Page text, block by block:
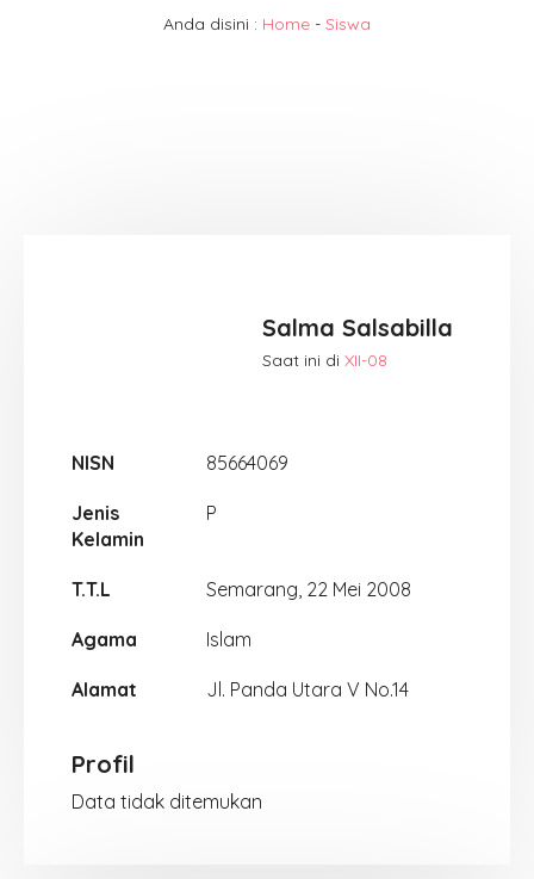
Anda disini : Home - Siswa
Salma Salsabilla
Saat ini di XII-08
NISN 85664069
Jenis
Kelamin
P
T.T.L Semarang, 22 Mei 2008
Agama Islam
Alamat Jl. Panda Utara V No.14
Profil
Data tidak ditemukan